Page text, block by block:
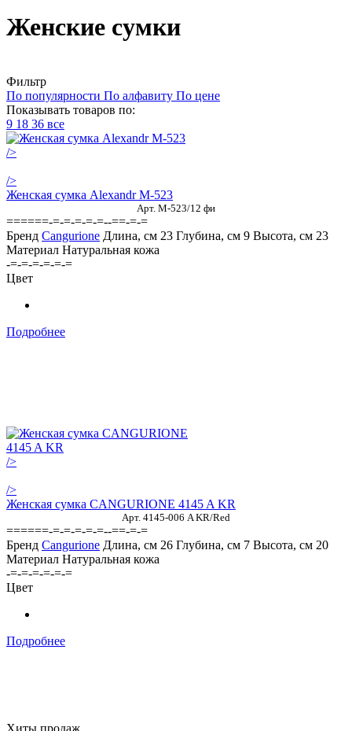
Женские сумки
Фильтр
По популярности По алфавиту По цене
Показывать товаров по:
9 18 36 все
/>
/>
Женская сумка Alexandr М-523
Арт. М-523/12 фи
======-=-=-=-=-=--==-=-=
Бренд Cangurione Длина, см 23 Глубина, см 9 Высота, см 23
Материал Натуральная кожа
-=-=-=-=-=-=
Цвет
Подробнее
/>
/>
Женская сумка CANGURIONE 4145 A KR
Арт. 4145-006 A KR/Red
======-=-=-=-=-=--==-=-=
Бренд Cangurione Длина, см 26 Глубина, см 7 Высота, см 20
Материал Натуральная кожа
-=-=-=-=-=-=
Цвет
Подробнее
Хиты продаж